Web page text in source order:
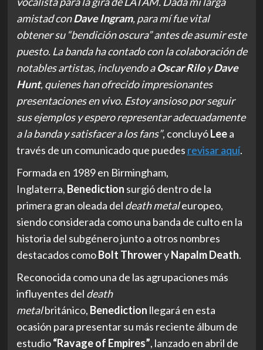
amistad conDave Ingram, para mí fue vital
obtener su “bendición oscura” antes de asumir este
puesto. La banda ha contado con la colaboración de
notables artistas, incluyendo aOscar RiloyDave
Hunt, quienes han ofrecido impresionantes
presentaciones en vivo. Estoy ansioso por seguir
sus ejemplos y espero representar adecuadamente
a la banda y satisfacer a los fans”, concluyóLeea
través de un comunicado que puedes revisar aquí.
Formada en 1989 en Birmingham,
Inglaterra, Benediction surgió dentro de la
primera gran oleada del death metaleuropeo,
siendo considerada como una banda de culto en la
historia del subgénero junto a otros nombres
destacados comoBolt ThroweryNapalm Death.
Reconocida como una de las agrupaciones más
influyentes del death
metalbritánico, Benediction llegará en esta
ocasión para presentar su más reciente álbum de
estudio“Ravage of Empires”, lanzado en abril de